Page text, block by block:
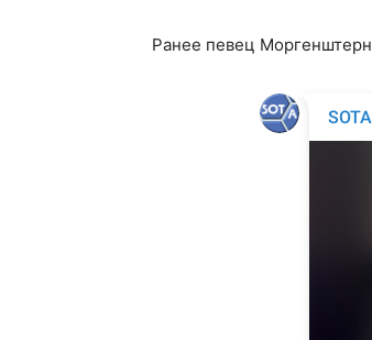
Ранее певец Моргенштерн